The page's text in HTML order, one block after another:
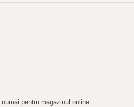
pentru magazinul online